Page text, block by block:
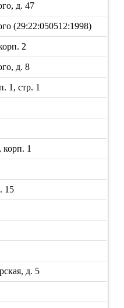
д. 47
(29:22:050512:1998)
2
д. 8
1, стр. 1
1
15
д. 5